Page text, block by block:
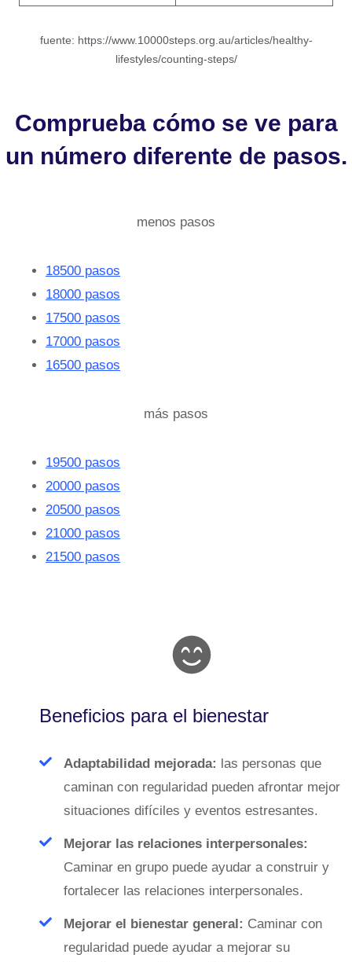
fuente: https://www.10000steps.org.au/articles/healthy-
lifestyles/counting-steps/
Comprueba cómo se ve para
un número diferente de pasos.
menos pasos
18500 pasos
18000 pasos
17500 pasos
17000 pasos
16500 pasos
más pasos
19500 pasos
20000 pasos
20500 pasos
21000 pasos
21500 pasos
Beneficios para el bienestar
Adaptabilidad mejorada: las personas que
caminan con regularidad pueden afrontar mejor
situaciones difíciles y eventos estresantes.
Mejorar las relaciones interpersonales:
Caminar en grupo puede ayudar a construir y
fortalecer las relaciones interpersonales.
Mejorar el bienestar general: Caminar con
regularidad puede ayudar a mejorar su